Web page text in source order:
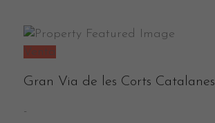
Venta
Gran Via de les Corts Catalanes
-